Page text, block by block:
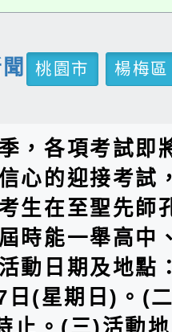
桃園市
楊梅區
，各項考試即
心的迎接考試
生在至聖先師
時能一舉高中
動日期及地點
日(星期日)。(
止。(三)活動